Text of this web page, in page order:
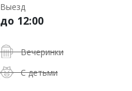
Выезд
до 12:00
Вечеринки
С детьми